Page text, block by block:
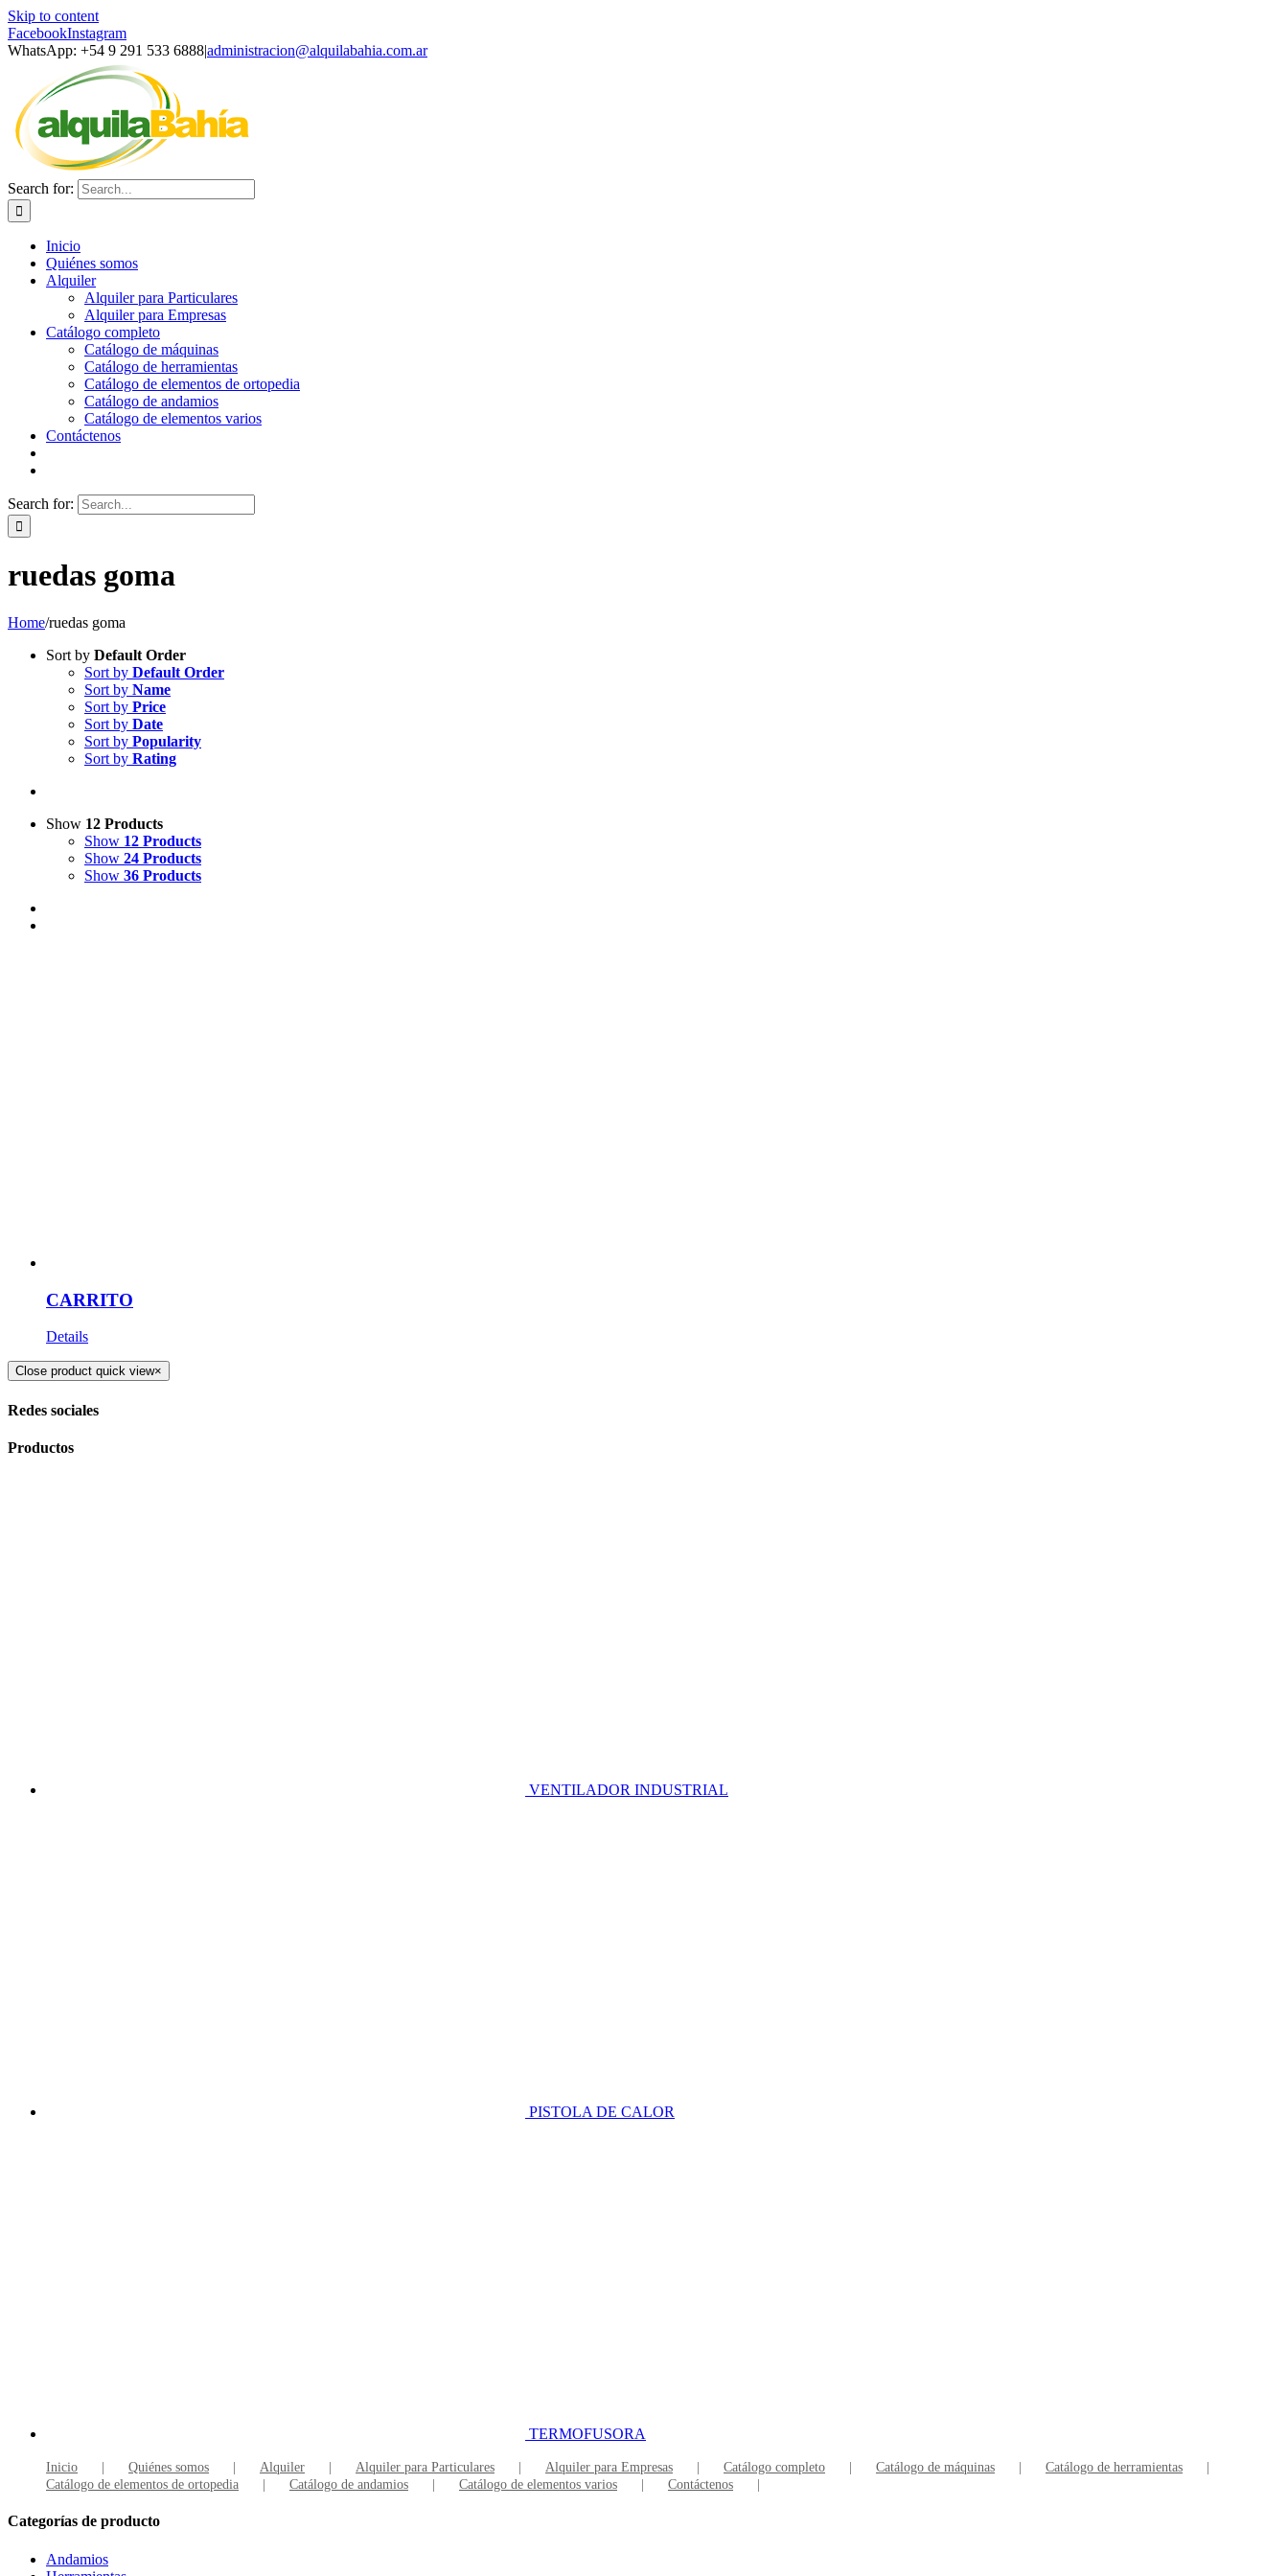
Skip to content
FacebookInstagram
WhatsApp: +54 9 291 533 6888|administracion@alquilabahia.com.ar
Search for:
Inicio
Quiénes somos
Alquiler
Alquiler para Particulares
Alquiler para Empresas
Catálogo completo
Catálogo de máquinas
Catálogo de herramientas
Catálogo de elementos de ortopedia
Catálogo de andamios
Catálogo de elementos varios
Contáctenos
Search for:
ruedas goma
Home/ruedas goma
Sort by Default Order
Sort by Default Order
Sort by Name
Sort by Price
Sort by Date
Sort by Popularity
Sort by Rating
Show 12 Products
Show 12 Products
Show 24 Products
Show 36 Products
CARRITO
Details
Close product quick view×
Redes sociales
Productos
VENTILADOR INDUSTRIAL
PISTOLA DE CALOR
TERMOFUSORA
Inicio Quiénes somos Alquiler Alquiler para Particulares Alquiler para Empresas Catálogo completo Catálogo de máquinas
Catálogo de herramientas
Catálogo de elementos de ortopedia
Catálogo de andamios Catálogo de elementos varios Contáctenos
Categorías de producto
Andamios